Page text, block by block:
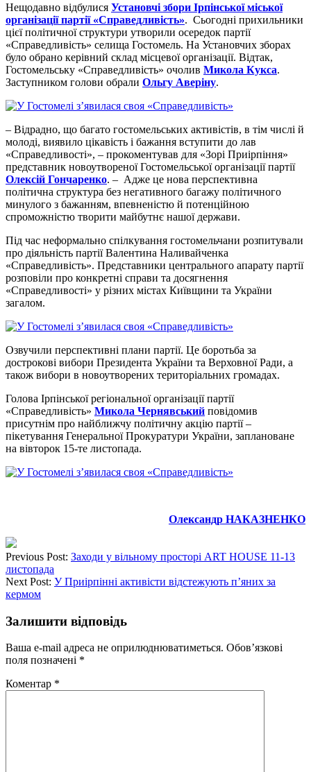
Нещодавно відбулися Установчі збори Ірпінської міської
організації партії «Справедливість». Сьогодні прихильники
цієї політичної структури утворили осередок партії
«Справедливість» селища Гостомель. На Установчих зборах
було обрано керівний склад місцевої організації. Відтак,
Гостомельську «Справедливість» очолив Микола Кукса.
Заступником голови обрали Ольгу Аверіну.
– Відрадно, що багато гостомельських активістів, в тім числі й
молоді, виявило цікавість і бажання вступити до лав
«Справедливості», – прокоментував для «Зорі Приірпіння»
представник новоутвореної Гостомельської організації партії
Олексій Гончаренко. – Адже це нова перспективна
політична структура без негативного багажу політичного
минулого з бажанням, впевненістю й потенційною
спроможністю творити майбутнє нашої держави.
Під час неформально спілкування гостомельчани розпитували
про діяльність партії Валентина Наливайченка
«Справедливість». Представники центрального апарату партії
розповіли про конкретні справи та досягнення
«Справедливості» у різних містах Київщини та України
загалом.
Озвучили перспективні плани партії. Це боротьба за
дострокові вибори Президента України та Верховної Ради, а
також вибори в новоутворених територіальних громадах.
Голова Ірпінської регіональної організації партії
«Справедливість» Микола Чернявський повідомив
присутнім про найближчу політичну акцію партії –
пікетування Генеральної Прокуратури України, заплановане
на вівторок 15-те листопада.
Олександр НАКАЗНЕНКО
Previous Post: Заходи у вільному просторі ART HOUSE 11-13
листопада
Next Post: У Приірпінні активісти відстежують п’яних за
кермом
Залишити відповідь
Ваша e-mail адреса не оприлюднюватиметься. Обов’язкові
поля позначені *
Коментар *